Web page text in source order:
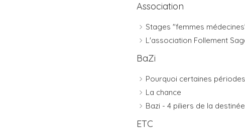
Association
Stages "femmes
L'association Follement
BaZi
Pourquoi certaines
La chance
Bazi - 4 piliers de la destinée
ETC